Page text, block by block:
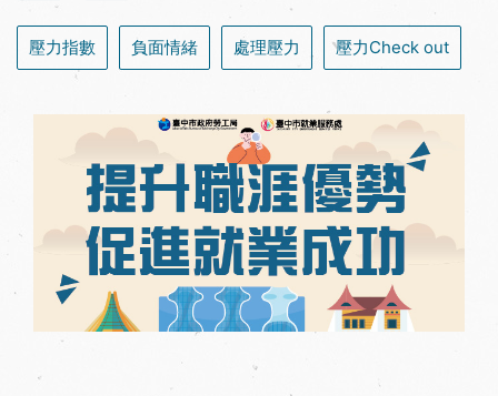
壓力指數 負面情緒 處理壓力 壓力Check out